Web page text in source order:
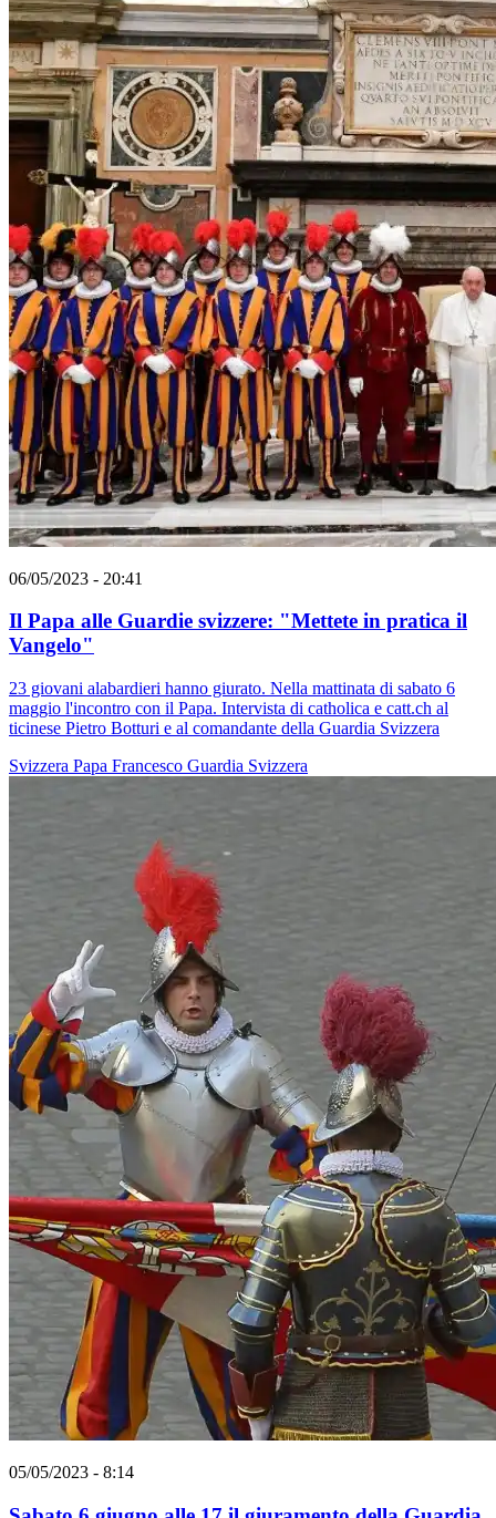
06/05/2023 - 20:41
Il Papa alle Guardie svizzere: "Mettete in pratica il
Vangelo"
23 giovani alabardieri hanno giurato. Nella mattinata di sabato 6
maggio l'incontro con il Papa. Intervista di catholica e catt.ch al
ticinese Pietro Botturi e al comandante della Guardia Svizzera
Svizzera Papa Francesco Guardia Svizzera
05/05/2023 - 8:14